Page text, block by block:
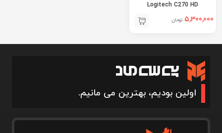
Logitech C270 HD
5,300,000 تومان
اولین بودیم، بهترین می مانیم.